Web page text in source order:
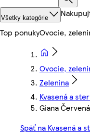
Všetky kategórie
Top ponukyOvocie,
Ovocie,
Zelenina
Kvasená a
Giana
Späť na Kvasená a